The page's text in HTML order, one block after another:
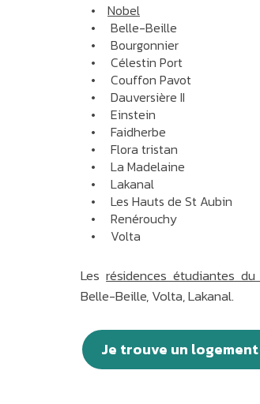
Nobel
Belle-Beille
Bourgonnier
Célestin Port
Couffon Pavot
Dauversière II
Einstein
Faidherbe
Flora tristan
La Madelaine
Lakanal
Les Hauts de St Aubin
Renérouchy
Volta
Lesrésidences étudiantes du
Belle-Beille, Volta, Lakanal.
Je trouve un